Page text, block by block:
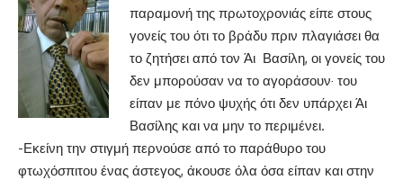
παραμονή της πρωτοχρονιάς είπε στους
γονείς του ότι το βράδυ πριν πλαγιάσει θα
το ζητήσει από τον Άι Βασίλη, οι γονείς του
δεν μπορούσαν να το αγοράσουν· του
είπαν με πόνο ψυχής ότι δεν υπάρχει Άι
Βασίλης και να μην το περιμένει.
-Εκείνη την στιγμή περνούσε από το παράθυρο του
φτωχόσπιτου ένας άστεγος, άκουσε όλα όσα είπαν και στην